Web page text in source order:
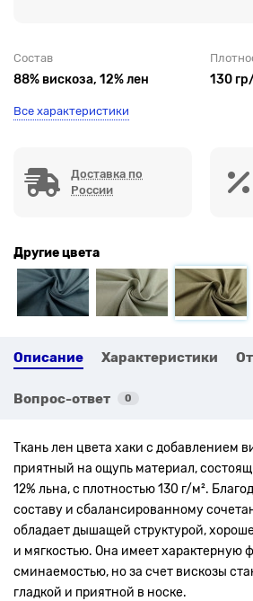
Состав
88% вискоза, 12% лен 130
Все характеристики
Доставка по
России
Другие цвета
Описание Характеристики
Вопрос-ответ 0
Ткань лен цвета хаки с добавлением
приятный на ощупь материал,
12% льна, с плотностью 130 г/м².
составу и сбалансированному
обладает дышащей структурой,
и мягкостью. Она имеет характерную
сминаемостью, но за счет вискозы
гладкой и приятной в носке.